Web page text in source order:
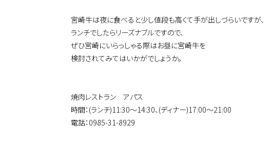
宮崎牛は夜に食べると少し値段も高くて手が出しづらいですが、
ランチでしたらリーズナブルですので、
ぜひ宮崎にいらっしゃる際はお昼に宮崎牛を
検討されてみてはいかがでしょうか。
焼肉レストラン アパス
時間：(ランチ)11:30～14:30、(ディナー)17:00～21:00
電話：0985-31-8929